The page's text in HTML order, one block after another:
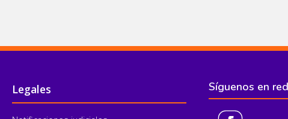
Legales Síguenos en